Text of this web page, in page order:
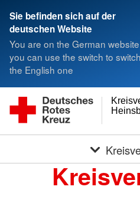
Sie befinden sich auf der
deutschen Website
You are on the German
you can use the switch to
the English one